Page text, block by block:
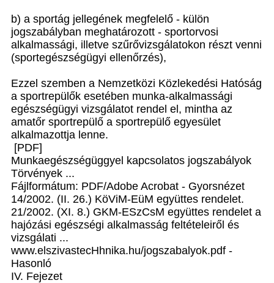
b) a sportág jellegének megfelelő - külön
jogszabályban meghatározott - sportorvosi
alkalmassági, illetve szűrővizsgálatokon részt venni
(sportegészségügyi ellenőrzés),
Ezzel szemben a Nemzetközi Közlekedési Hatóság
a sportrepülők esetében munka-alkalmassági
egészségügyi vizsgálatot rendel el, mintha az
amatőr sportrepülő a sportrepülő egyesület
alkalmazottja lenne.
[PDF]
Munkaegészségüggyel kapcsolatos jogszabályok
Törvények ...
Fájlformátum: PDF/Adobe Acrobat - Gyorsnézet
14/2002. (II. 26.) KöViM-EüM együttes rendelet.
21/2002. (XI. 8.) GKM-ESzCsM együttes rendelet a
hajózási egészségi alkalmasság feltételeiről és
vizsgálati ...
www.elszivastecHhnika.hu/jogszabalyok.pdf -
Hasonló
IV. Fejezet